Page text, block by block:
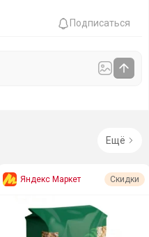
Подписаться
Ещё
Яндекс Маркет Скидки